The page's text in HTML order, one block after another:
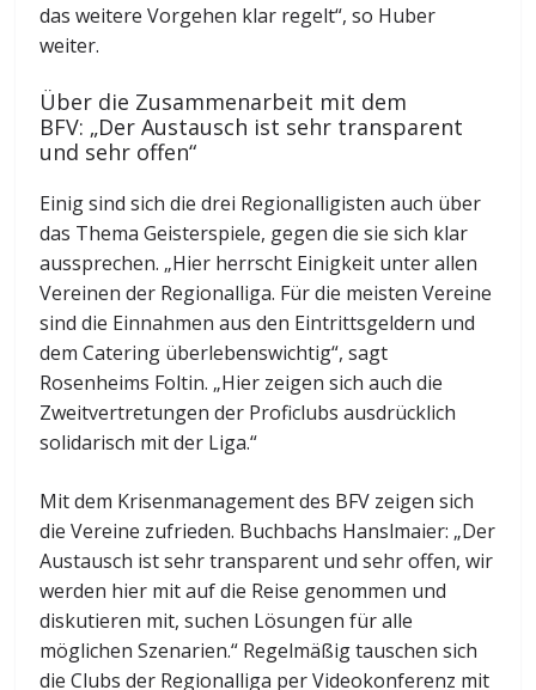
das weitere Vorgehen klar regelt“, so Huber
weiter.
Über die Zusammenarbeit mit dem
BFV: „Der Austausch ist sehr transparent
und sehr offen“
Einig sind sich die drei Regionalligisten auch über
das Thema Geisterspiele, gegen die sie sich klar
aussprechen. „Hier herrscht Einigkeit unter allen
Vereinen der Regionalliga. Für die meisten Vereine
sind die Einnahmen aus den Eintrittsgeldern und
dem Catering überlebenswichtig“, sagt
Rosenheims Foltin. „Hier zeigen sich auch die
Zweitvertretungen der Proficlubs ausdrücklich
solidarisch mit der Liga.“
Mit dem Krisenmanagement des BFV zeigen sich
die Vereine zufrieden. Buchbachs Hanslmaier: „Der
Austausch ist sehr transparent und sehr offen, wir
werden hier mit auf die Reise genommen und
diskutieren mit, suchen Lösungen für alle
möglichen Szenarien.“ Regelmäßig tauschen sich
die Clubs der Regionalliga per Videokonferenz mit